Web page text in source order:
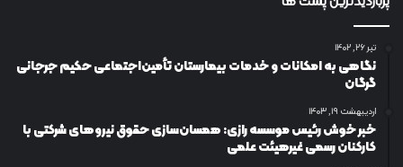
تیر ۲۶, ۱۴۰۲
نگاهی به امکانات و خدمات بیمارستان تأمین‌اجتماعی حکیم جرجانی
گرگان
اردیبهشت ۱۹, ۱۴۰۳
خبر خوش رئیس موسسه رازی: همسان‌سازی حقوق نیروهای شرکتی با
کارکنان رسمی غیرهیئت علمی